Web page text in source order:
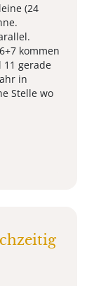
(24
kommen
11 gerade
in
Stelle wo